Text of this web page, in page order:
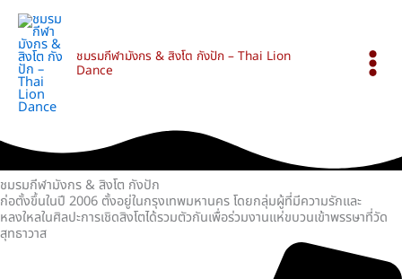
Skip
content
ชมรมกีฬามังกร & สิงโต กังปัก – Thai Lion
Dance
ชมรมกีฬามังกร & สิงโต กังปัก
ก่อตั้งขึ้นในปี 2006 ตั้งอยู่ในกรุงเทพมหานคร โดยกลุ่มผู้ที่มีความรักและ
หลงใหลในศิลปะการเชิดสิงโตได้รวมตัวกันเพื่อร่วมงานแห่ขบวนเข้าพรรษาที่วัด
สุทธาวาส